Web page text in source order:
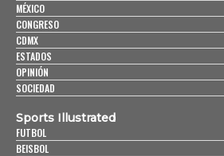
MÉXICO
CONGRESO
CDMX
ESTADOS
OPINIÓN
SOCIEDAD
Sports Illustrated
FUTBOL
BEISBOL